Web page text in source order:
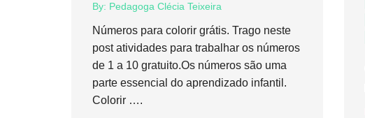
By: Pedagoga Clécia Teixeira
Números para colorir grátis. Trago neste
post atividades para trabalhar os números
de 1 a 10 gratuito.Os números são uma
parte essencial do aprendizado infantil.
Colorir ….